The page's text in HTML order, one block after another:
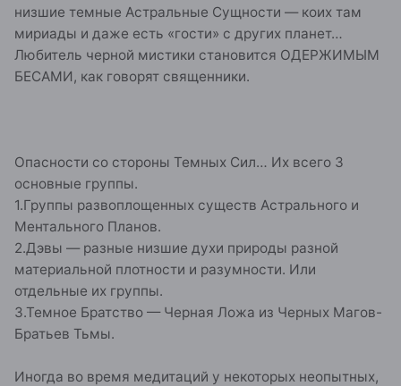
низшие темные Астральные Сущности — коих там
мириады и даже есть «гости» с других планет…
Любитель черной мистики становится ОДЕРЖИМЫМ
БЕСАМИ, как говорят священники.
Опасности со стороны Темных Сил… Их всего 3
основные группы.
1.Группы развоплощенных существ Астрального и
Ментального Планов.
2.Дэвы — разные низшие духи природы разной
материальной плотности и разумности. Или
отдельные их группы.
3.Темное Братство — Черная Ложа из Черных Магов-
Братьев Тьмы.
Иногда во время медитаций у некоторых неопытных,